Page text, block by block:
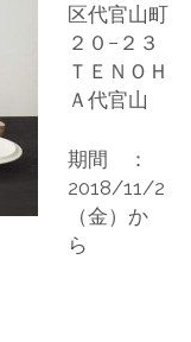
区代官山町
２０−２３
ＴＥＮＯＨ
Ａ代官山
期間 ：
2018/11/2
（金）か
ら